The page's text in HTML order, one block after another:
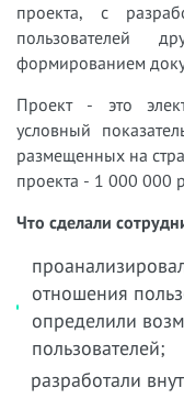
проекта, с
формированием
Проект - это
условный
размещенных на
проекта - 1 000 000
Что сделали
отношения
определили
пользователей;
разработали